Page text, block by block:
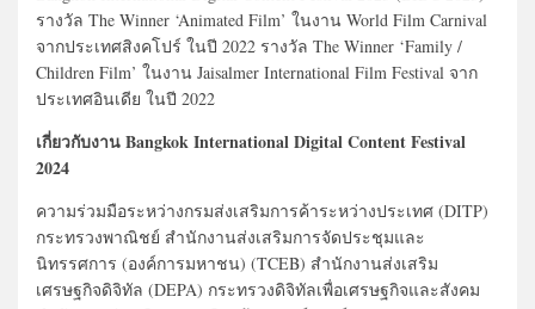
รางวัล The Winner ‘Animated Film’ ในงาน World Film Carnival
จากประเทศสิงคโปร์ ในปี 2022 รางวัล The Winner ‘Family /
Children Film’ ในงาน Jaisalmer International Film Festival จาก
ประเทศอินเดีย ในปี 2022
เกี่ยวกับงาน Bangkok International Digital Content Festival
2024
ความร่วมมือระหว่างกรมส่งเสริมการค้าระหว่างประเทศ (DITP)
กระทรวงพาณิชย์ สำนักงานส่งเสริมการจัดประชุมและ
นิทรรศการ (องค์การมหาชน) (TCEB) สำนักงานส่งเสริม
เศรษฐกิจดิจิทัล (DEPA) กระทรวงดิจิทัลเพื่อเศรษฐกิจและสังคม